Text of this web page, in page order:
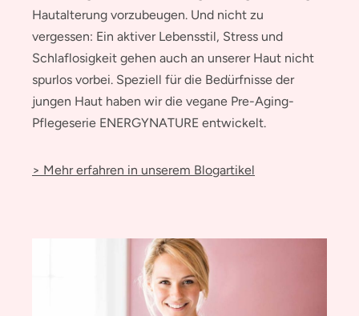
Hautalterung vorzubeugen. Und nicht zu
vergessen: Ein aktiver Lebensstil, Stress und
Schlaflosigkeit gehen auch an unserer Haut nicht
spurlos vorbei. Speziell für die Bedürfnisse der
jungen Haut haben wir die vegane Pre-Aging-
Pflegeserie ENERGYNATURE entwickelt.
> Mehr erfahren in unserem Blogartikel